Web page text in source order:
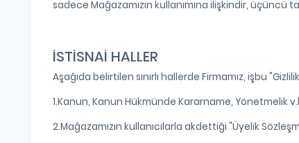
sadece Mağazamızın kullanımına ilişkindir, üçüncü
İSTİSNAİ HALLER
Aşağıda belirtilen sınırlı hallerde Firmamız, işbu
1.Kanun, Kanun Hükmünde Kararname, Yönetmelik
2.Mağazamızın kullanıcılarla akdettiği "Üyelik